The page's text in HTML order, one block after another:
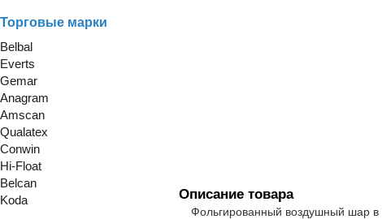
Торговые марки
Belbal
Everts
Gemar
Anagram
Amscan
Qualatex
Conwin
Hi-Float
Belcan
Koda
Описание товара
Фольгированный воздушный шар